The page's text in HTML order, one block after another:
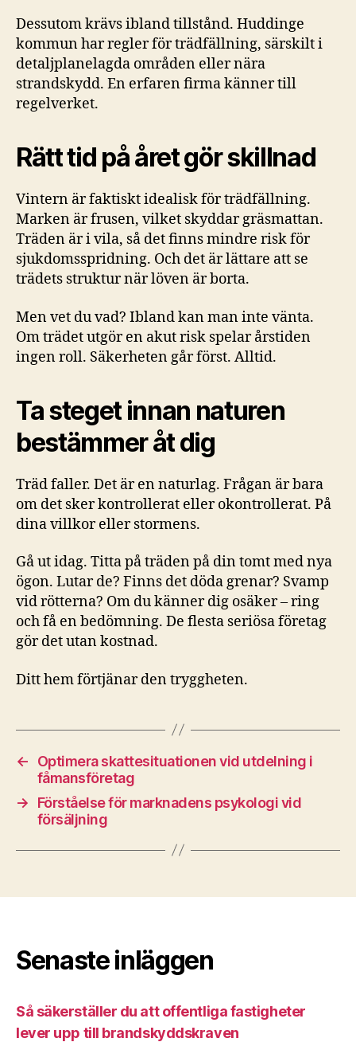
Dessutom krävs ibland tillstånd. Huddinge
kommun har regler för trädfällning, särskilt i
detaljplanelagda områden eller nära
strandskydd. En erfaren firma känner till
regelverket.
Rätt tid på året gör skillnad
Vintern är faktiskt idealisk för trädfällning.
Marken är frusen, vilket skyddar gräsmattan.
Träden är i vila, så det finns mindre risk för
sjukdomsspridning. Och det är lättare att se
trädets struktur när löven är borta.
Men vet du vad? Ibland kan man inte vänta.
Om trädet utgör en akut risk spelar årstiden
ingen roll. Säkerheten går först. Alltid.
Ta steget innan naturen
bestämmer åt dig
Träd faller. Det är en naturlag. Frågan är bara
om det sker kontrollerat eller okontrollerat. På
dina villkor eller stormens.
Gå ut idag. Titta på träden på din tomt med nya
ögon. Lutar de? Finns det döda grenar? Svamp
vid rötterna? Om du känner dig osäker – ring
och få en bedömning. De flesta seriösa företag
gör det utan kostnad.
Ditt hem förtjänar den tryggheten.
←
Optimera skattesituationen vid utdelning i
fåmansföretag
→
Förståelse för marknadens psykologi vid
försäljning
Senaste inläggen
Så säkerställer du att offentliga fastigheter
lever upp till brandskyddskraven